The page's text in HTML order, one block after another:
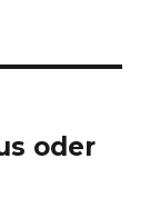
oder